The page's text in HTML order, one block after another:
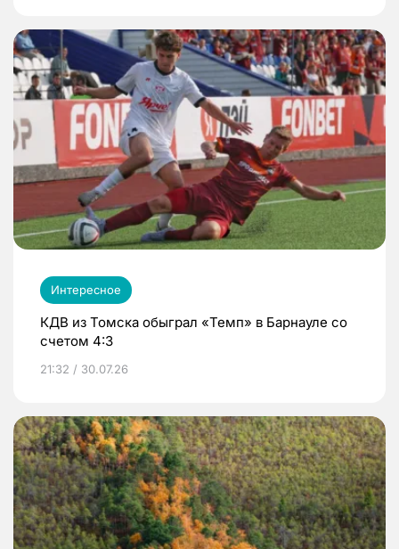
Интересное
КДВ из Томска обыграл «Темп» в Барнауле со
счетом 4:3
21:32 / 30.07.26